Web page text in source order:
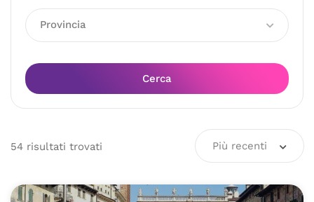
Provincia
Cerca
54 risultati trovati Più recenti